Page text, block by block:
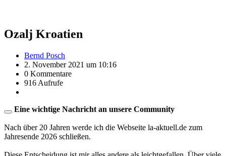
Ozalj Kroatien
Bernd Posch
2. November 2021 um 10:16
0 Kommentare
916 Aufrufe
Eine wichtige Nachricht an unsere Community
Nach über 20 Jahren werde ich die Webseite la-aktuell.de zum
Jahresende 2026 schließen.